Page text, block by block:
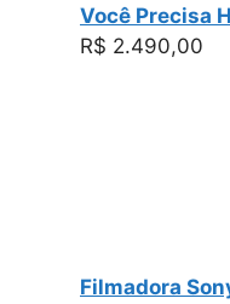
Você Precisa
R$ 2.490,00
Filmadora